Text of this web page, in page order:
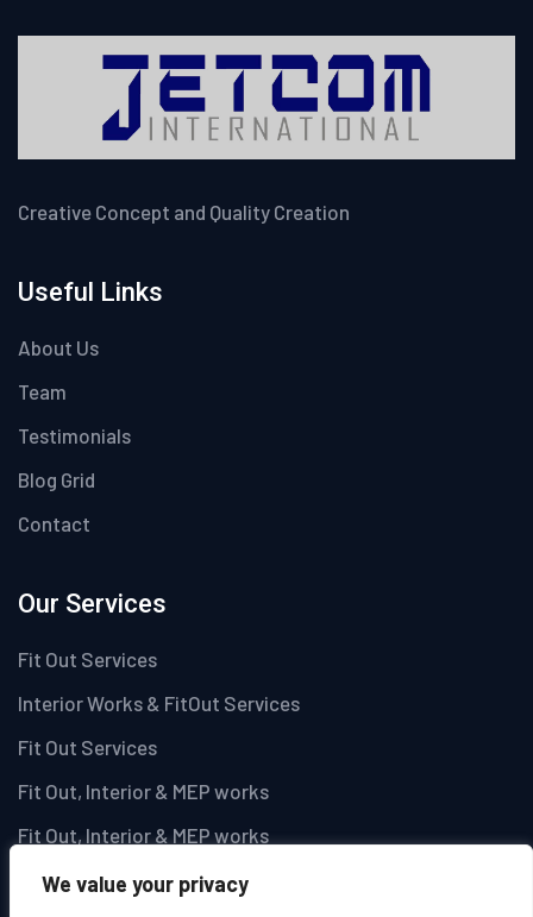
We value your privacy
Creative Concept and Quality Creation
Useful Links
About Us
Team
Testimonials
Blog Grid
Contact
Our Services
Fit Out Services
Interior Works & FitOut Services
Fit Out Services
Fit Out, Interior & MEP works
Fit Out, Interior & MEP works